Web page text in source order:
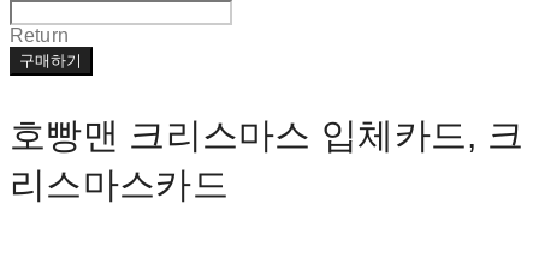
Return
구매하기
호빵맨 크리스마스 입체카드, 크
리스마스카드